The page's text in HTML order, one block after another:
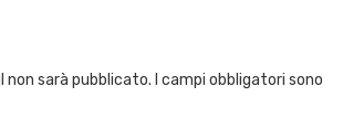
non sarà pubblicato. I campi obbligatori sono